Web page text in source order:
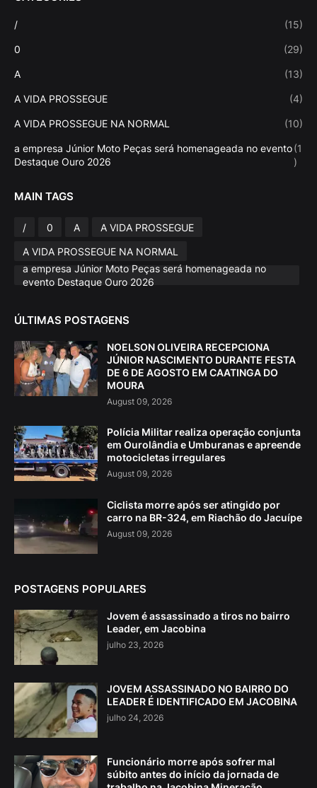
/ (15)
0 (29)
A (13)
A VIDA PROSSEGUE (4)
A VIDA PROSSEGUE NA NORMAL (10)
a empresa Júnior Moto Peças será homenageada no evento
Destaque Ouro 2026
(1
)
MAIN TAGS
/ 0 A
A VIDA PROSSEGUE
A VIDA PROSSEGUE NA NORMAL
a empresa Júnior Moto Peças será homenageada no
evento Destaque Ouro 2026
ÚLTIMAS POSTAGENS
NOELSON OLIVEIRA RECEPCIONA
JÚNIOR NASCIMENTO DURANTE FESTA
DE 6 DE AGOSTO EM CAATINGA DO
MOURA
August 09, 2026
Polícia Militar realiza operação conjunta
em Ourolândia e Umburanas e apreende
motocicletas irregulares
August 09, 2026
Ciclista morre após ser atingido por
carro na BR-324, em Riachão do Jacuípe
August 09, 2026
POSTAGENS POPULARES
Jovem é assassinado a tiros no bairro
Leader, em Jacobina
julho 23, 2026
JOVEM ASSASSINADO NO BAIRRO DO
LEADER É IDENTIFICADO EM JACOBINA
julho 24, 2026
Funcionário morre após sofrer mal
súbito antes do início da jornada de